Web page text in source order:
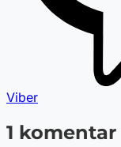
Viber
1 komentar